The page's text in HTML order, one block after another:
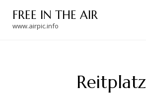
content
FREE IN THE AIR
www.airpic.info
Reitplatz